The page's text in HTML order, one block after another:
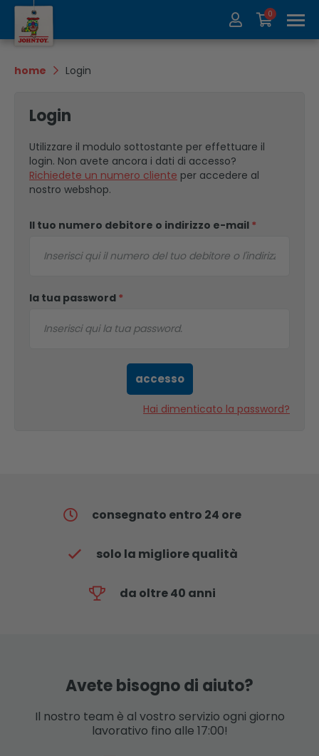
Chi siamo
0
home Login
Login
Utilizzare il modulo sottostante per effettuare il
login. Non avete ancora i dati di accesso?
Richiedete un numero cliente per accedere al
nostro webshop.
Il tuo numero debitore o indirizzo e-mail *
la tua password *
accesso
Hai dimenticato la password?
consegnato entro 24 ore
solo la migliore qualità
da oltre 40 anni
Avete bisogno di aiuto?
Il nostro team è al vostro servizio ogni giorno
lavorativo fino alle 17:00!